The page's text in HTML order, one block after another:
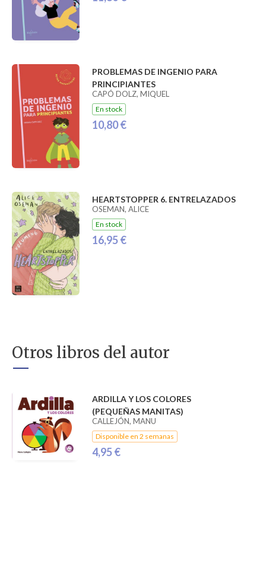
PROBLEMAS DE INGENIO PARA
PRINCIPIANTES
CAPÓ DOLZ, MIQUEL
En stock
10,80 €
HEARTSTOPPER 6. ENTRELAZADOS
OSEMAN, ALICE
En stock
16,95 €
Otros libros del autor
ARDILLA Y LOS COLORES
(PEQUEÑAS MANITAS)
CALLEJÓN, MANU
Disponible en 2 semanas
4,95 €